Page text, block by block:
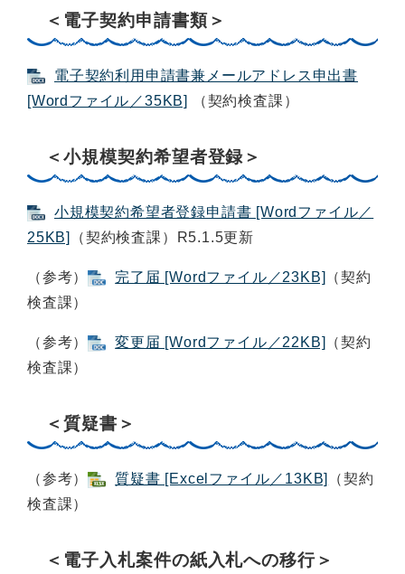
＜電子契約申請書類＞
電子契約利用申請書兼メールアドレス申出書
[Wordファイル／35KB]
（契約検査課）
＜小規模契約希望者登録＞
小規模契約希望者登録申請書 [Wordファイル／
25KB]
（契約検査課）R5.1.5更新
（参考） 完了届 [Wordファイル／23KB]
（契約
検査課）
（参考） 変更届 [Wordファイル／22KB]
（契約
検査課）
＜質疑書＞
（参考） 質疑書 [Excelファイル／13KB]
（契約
検査課）
＜電子入札案件の紙入札への移行＞